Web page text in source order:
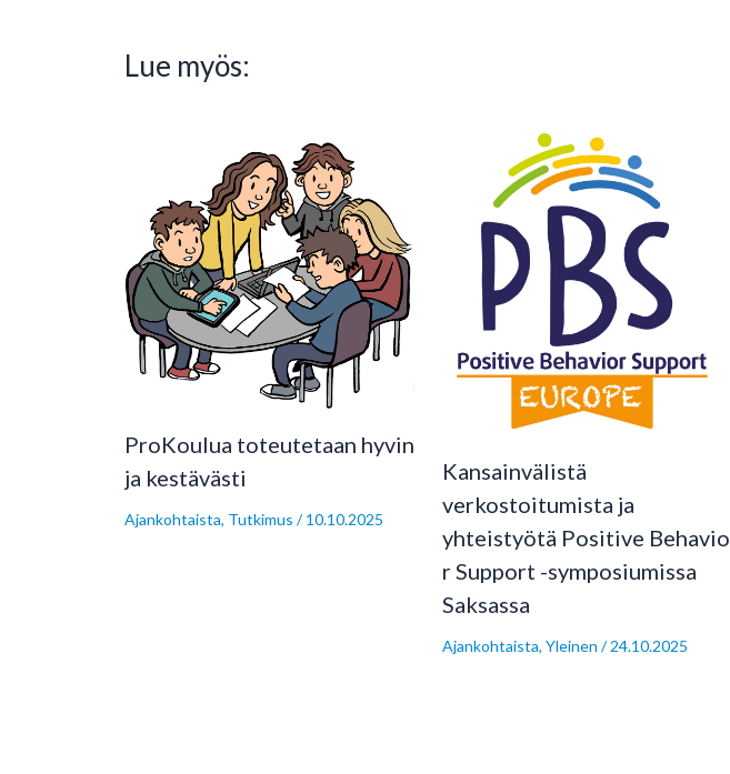
Lue myös:
ProKoulua toteutetaan hyvin
ja kestävästi
Ajankohtaista, Tutkimus /10.10.2025
Kansainvälistä
verkostoitumista ja
yhteistyötä Positive Behavio
r Support -symposiumissa
Saksassa
Ajankohtaista,Yleinen /24.10.2025